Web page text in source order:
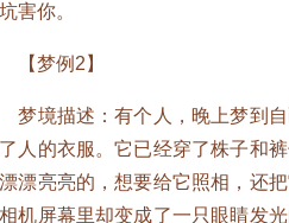
害你。
梦例2】
境描述：有个人，晚上梦到自
人的衣服。它已经穿了株子和
漂亮亮的，想要给它照相，还
机屏幕里却变成了一只眼睛发